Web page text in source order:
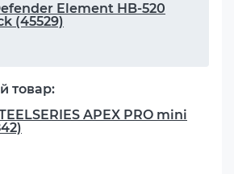
Element HB-520
(45529)
товар:
APEX PRO mini